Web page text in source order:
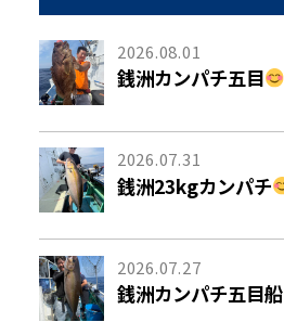
2026.08.01
銭洲カンパチ五目
2026.07.31
銭洲23kgカンパチ
2026.07.27
銭洲カンパチ五目船